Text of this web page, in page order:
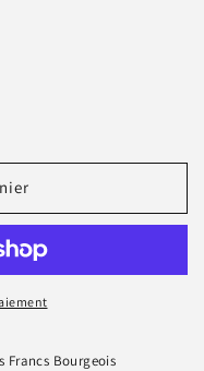
Francs Bourgeois